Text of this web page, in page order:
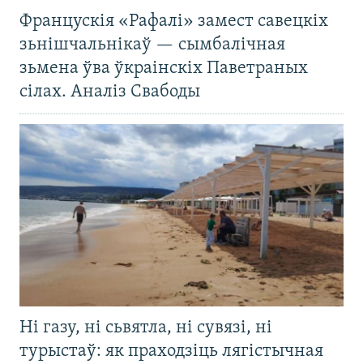
Францускія «Рафалі» замест савецкіх
зьнішчальнікаў — сымбалічная
зьмена ўва ўкраінскіх Паветраных
сілах. Аналіз Свабоды
Ні газу, ні сьвятла, ні сувязі, ні
турыстаў: як праходзіць лягістычная